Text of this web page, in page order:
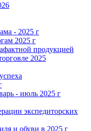
- 2025 г
2025 г
продукцией
2025
- июль 2025 г
экспедиторских
и обуви в 2025 г